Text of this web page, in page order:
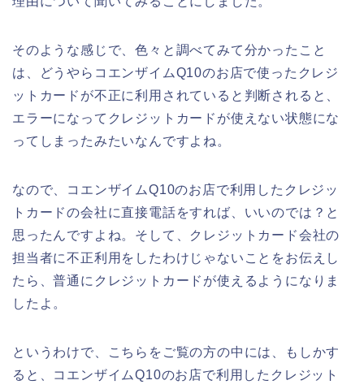
そのような感じで、色々と調べてみて分かったこと
は、どうやらコエンザイムQ10のお店で使ったクレジ
ットカードが不正に利用されていると判断されると、
エラーになってクレジットカードが使えない状態にな
ってしまったみたいなんですよね。
なので、コエンザイムQ10のお店で利用したクレジッ
トカードの会社に直接電話をすれば、いいのでは？と
思ったんですよね。そして、クレジットカード会社の
担当者に不正利用をしたわけじゃないことをお伝えし
たら、普通にクレジットカードが使えるようになりま
したよ。
というわけで、こちらをご覧の方の中には、もしかす
ると、コエンザイムQ10のお店で利用したクレジット